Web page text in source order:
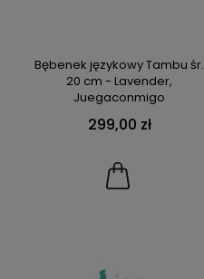
Bębenek językowy Tambu śr.
20 cm - Lavender,
Juegaconmigo
299,00 zł